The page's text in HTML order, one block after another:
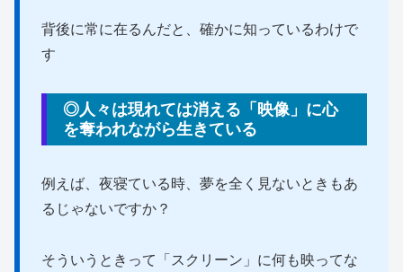
背後に常に在るんだと、確かに知っているわけで
す
◎人々は現れては消える「映像」に心
を奪われながら生きている
例えば、夜寝ている時、夢を全く見ないときもあ
るじゃないですか？
そういうときって「スクリーン」に何も映ってな